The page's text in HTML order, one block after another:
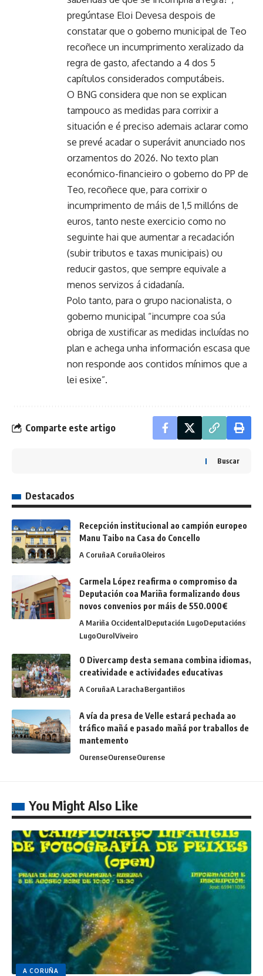
pregúntase Eloi Devesa despois de
constatar que o goberno municipal de Teo
recoñece un incumprimento xeralizado da
regra de gasto, afectando a 4 dos 5
capítulos considerados computábeis.
O BNG considera que non se explican
tampouco as medidas para corrixir a
situación e é preciso ademais aclarar como
se prevé acadar o superávit anunciado nos
orzamentos do 2026. No texto plan
económico-financieiro o goberno do PP de
Teo, recoñece que, para corrixir o
incumprimento de máis de 1,5 millóns de
euros, tanto neste exercicio como no
seguinte hai que aumentar a recadación
(subir tributos e taxas municipais) ou
reducir gastos, que sempre equivale a
menos servizos á cidadanía.
Polo tanto, para o grupo nacionalista, o
goberno municipal “incumpre coa súa
obriga de xustificar as medidas incluídas no
plan e achega unha información escasa que
non responde aos contidos mínimos que a
lei esixe”.
Comparte este artigo
Buscar
Destacados
Recepción institucional ao campión europeo
Manu Taibo na Casa do Concello
A CoruñaA CoruñaOleiros
Carmela López reafirma o compromiso da
Deputación coa Mariña formalizando dous
novos convenios por máis de 550.000€
A Mariña OccidentalDeputación LugoDeputacións
LugoOurolViveiro
O Divercamp desta semana combina idiomas,
creatividade e actividades educativas
A CoruñaA LarachaBergantiños
A vía da presa de Velle estará pechada ao
tráfico mañá e pasado mañá por traballos de
mantemento
OurenseOurenseOurense
You Might Also Like
A CORUÑA